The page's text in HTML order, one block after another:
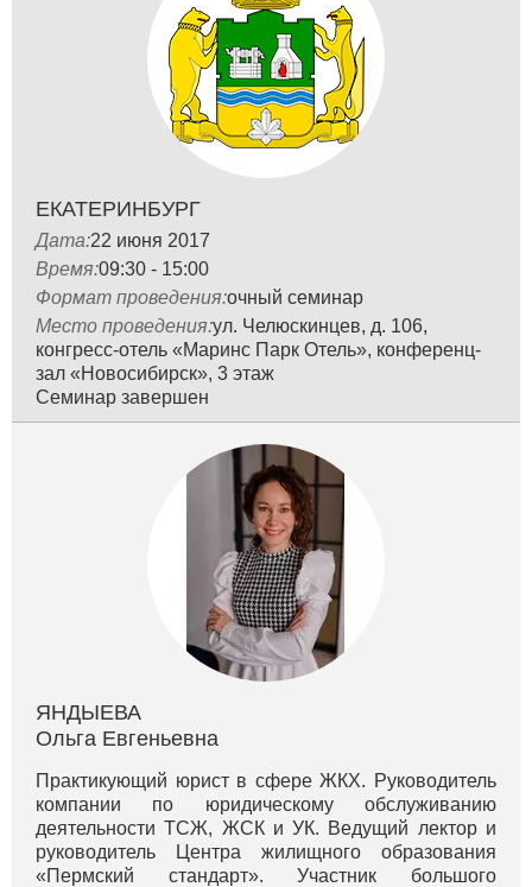
ЕКАТЕРИНБУРГ
Дата:22 июня 2017
Время:09:30 - 15:00
Формат проведения:очный семинар
Место проведения:ул. Челюскинцев, д. 106,
конгресс-отель «Маринс Парк Отель», конференц-
зал «Новосибирск», 3 этаж
Семинар завершен
ЯНДЫЕВА
Ольга Евгеньевна
Практикующий юрист в сфере ЖКХ. Руководитель
компании по юридическому обслуживанию
деятельности ТСЖ, ЖСК и УК. Ведущий лектор и
руководитель Центра жилищного образования
«Пермский стандарт». Участник большого